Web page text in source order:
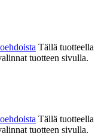
Tällä tuotteella
tuotteen sivulla.
Tällä tuotteella
tuotteen sivulla.